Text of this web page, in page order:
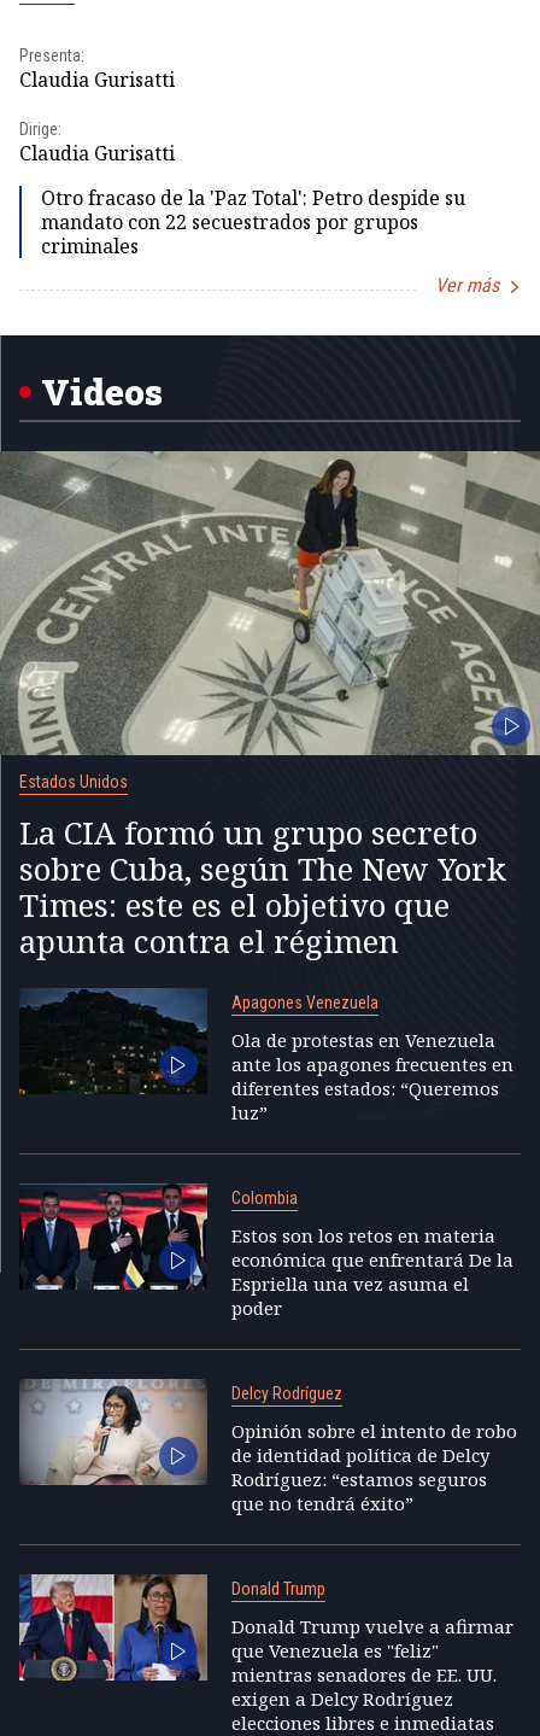
Presenta:
Claudia Gurisatti
Dirige:
Claudia Gurisatti
Otro fracaso de la 'Paz Total': Petro despide su
mandato con 22 secuestrados por grupos
criminales
Ver más
Videos
Estados Unidos
La CIA formó un grupo secreto
sobre Cuba, según The New York
Times: este es el objetivo que
apunta contra el régimen
Apagones Venezuela
Ola de protestas en Venezuela
ante los apagones frecuentes en
diferentes estados: “Queremos
luz”
Colombia
Estos son los retos en materia
económica que enfrentará De la
Espriella una vez asuma el
poder
Delcy Rodríguez
Opinión sobre el intento de robo
de identidad política de Delcy
Rodríguez: “estamos seguros
que no tendrá éxito”
Donald Trump
Donald Trump vuelve a afirmar
que Venezuela es "feliz"
mientras senadores de EE. UU.
exigen a Delcy Rodríguez
elecciones libres e inmediatas